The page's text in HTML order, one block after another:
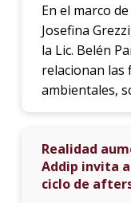
En el marco
Josefina
la Lic. Belén
relacionan las
ambientales,
Realidad
Addip invita
ciclo de